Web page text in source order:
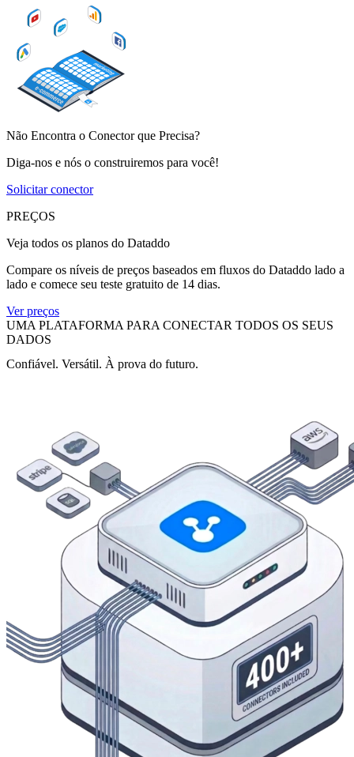
Não Encontra o Conector que Precisa?
Diga-nos e nós o construiremos para você!
Solicitar conector
PREÇOS
Veja todos os planos do Dataddo
Compare os níveis de preços baseados em fluxos do Dataddo lado a
lado e comece seu teste gratuito de 14 dias.
Ver preços
UMA PLATAFORMA PARA CONECTAR TODOS OS SEUS
DADOS
Confiável. Versátil. À prova do futuro.